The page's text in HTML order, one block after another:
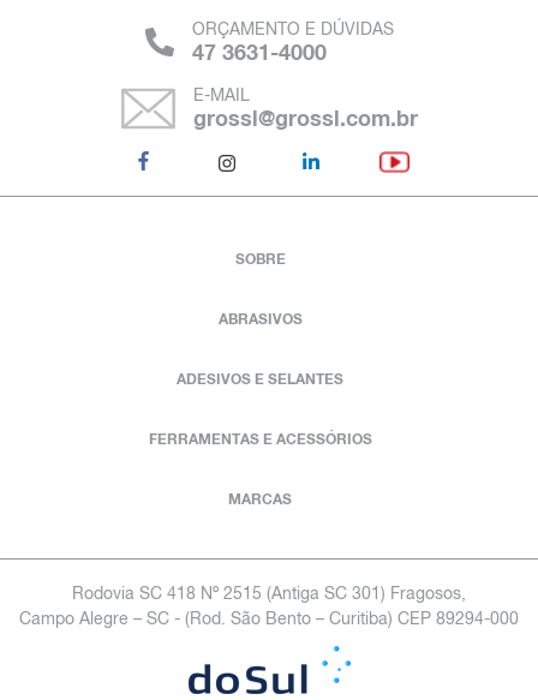
ORÇAMENTO E DÚVIDAS
47 3631-4000
E-MAIL
grossl@grossl.com.br
SOBRE
ABRASIVOS
ADESIVOS E SELANTES
FERRAMENTAS E ACESSÓRIOS
MARCAS
Rodovia SC 418 Nº 2515 (Antiga SC 301) Fragosos,
Campo Alegre – SC - (Rod. São Bento – Curitiba) CEP 89294-000